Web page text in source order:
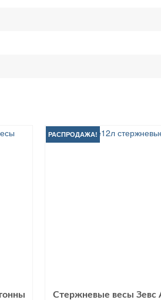
РАСПРОДАЖА!
Стержневые весы Зевс